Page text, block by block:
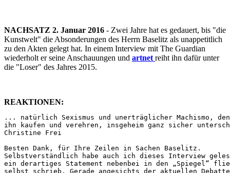
NACHSATZ 2. Januar 2016 - Zwei Jahre hat es gedauert, bis "die
Kunstwelt" die Absonderungen des Herrn Baselitz als unappetitlich
zu den Akten gelegt hat. In einem Interview mit The Guardian
wiederholt er seine Anschauungen und artnet reiht ihn dafür unter
die "Loser" des Jahres 2015.
REAKTIONEN:
... natürlich Sexismus und unerträglicher Machismo,
ihn kaufen und verehren, insgeheim ganz sicher
Christine Frei
Besten Dank, für Ihre Zeilen in Sachen Baselitz.
Selbstverständlich habe auch ich dieses Interview
ein derartiges Statement nebenbei in den „Spiegel“
selbst schrieb. Gerade angesichts der aktuellen